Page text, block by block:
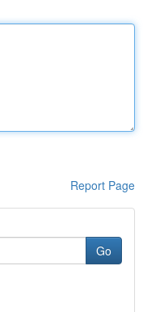
Report Page
Go